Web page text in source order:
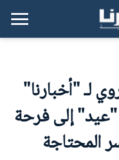
القائمة الرئيسية
لـ "أخبارنا"
إلى فرحة
المحتاجة